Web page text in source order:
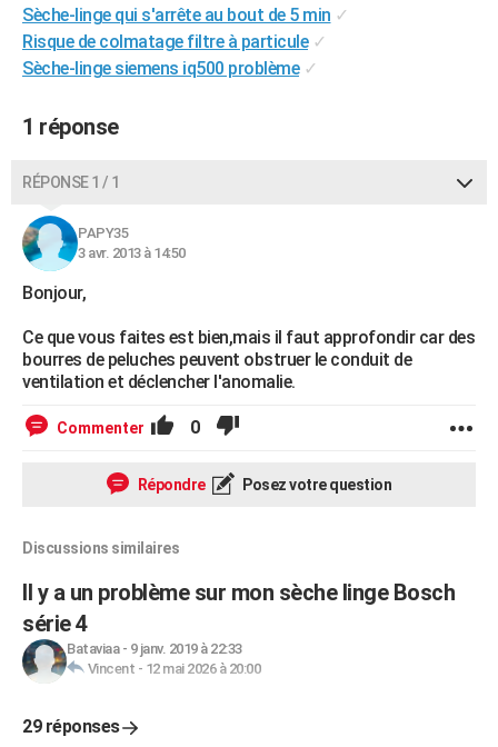
Carte de Noël
Carte Bonne année
Carte Saint-Valentin
Carte Pâques
Carte d'anniversaire
DICTIONNAIRE
Dictionnaire
Biographies
Citations
Expressions
Proverbes
PROGRAMME TV
Bricolage
Lifestyle
Culture
Sport
Auto
Television
Voyage
Cinema
Sèche-linge qui s'arrête au bout de 5 min ✓
Risque de colmatage filtre à particule ✓
Sèche-linge siemens iq500 problème ✓
1 réponse
RÉPONSE 1 / 1
PAPY35
3 avr. 2013 à 14:50
Bonjour,
Ce que vous faites est bien,mais il faut approfondir car des
bourres de peluches peuvent obstruer le conduit de
ventilation et déclencher l'anomalie.
Commenter 0
Répondre Posez votre question
Discussions similaires
Il y a un problème sur mon sèche linge Bosch
série 4
Bataviaa- 9 janv. 2019 à 22:33
Vincent - 12 mai 2026 à 20:00
29 réponses